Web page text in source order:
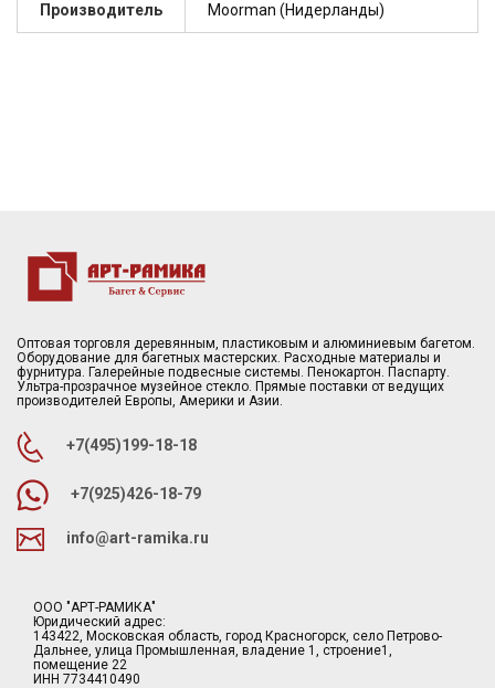
Производитель Moorman (Нидерланды)
Оптовая торговля деревянным, пластиковым и алюминиевым багетом.
Оборудование для багетных мастерских. Расходные материалы и
фурнитура. Галерейные подвесные системы. Пенокартон. Паспарту.
Ультра-прозрачное музейное стекло. Прямые поставки от ведущих
производителей Европы, Америки и Азии.
+7(495)199-18-18
+7(925)426-18-79
info@art-ramika.ru
ООО "АРТ-РАМИКА"
Юридический адрес:
143422, Московская область, город Красногорск, село Петрово-
Дальнее, улица Промышленная, владение 1, строение1,
помещение 22
ИНН 7734410490